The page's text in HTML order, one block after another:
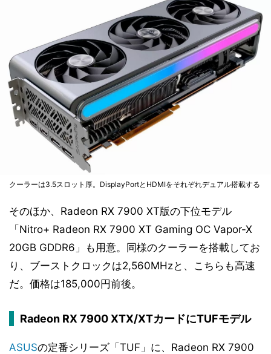
クーラーは3.5スロット厚。DisplayPortとHDMIをそれぞれデュアル搭載する
そのほか、Radeon RX 7900 XT版の下位モデル
「Nitro+ Radeon RX 7900 XT Gaming OC Vapor-X
20GB GDDR6」も用意。同様のクーラーを搭載してお
り、ブーストクロックは2,560MHzと、こちらも高速
だ。価格は185,000円前後。
Radeon RX 7900 XTX/XTカードにTUFモデル
ASUSの定番シリーズ「TUF」に、Radeon RX 7900